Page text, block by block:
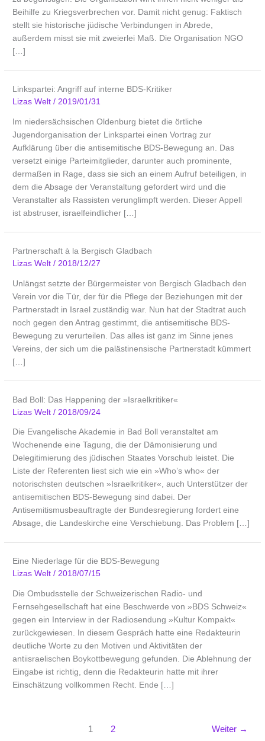
Beihilfe zu Kriegsverbrechen vor. Damit nicht genug: Faktisch
stellt sie historische jüdische Verbindungen in Abrede,
außerdem misst sie mit zweierlei Maß. Die Organisation NGO
[…]
Linkspartei: Angriff auf interne BDS-Kritiker
Lizas Welt/2019/01/31
Im niedersächsischen Oldenburg bietet die örtliche
Jugendorganisation der Linkspartei einen Vortrag zur
Aufklärung über die antisemitische BDS-Bewegung an. Das
versetzt einige Parteimitglieder, darunter auch prominente,
dermaßen in Rage, dass sie sich an einem Aufruf beteiligen, in
dem die Absage der Veranstaltung gefordert wird und die
Veranstalter als Rassisten verunglimpft werden. Dieser Appell
ist abstruser, israelfeindlicher […]
Partnerschaft à la Bergisch Gladbach
Lizas Welt/ 2018/12/27
Unlängst setzte der Bürgermeister von Bergisch Gladbach den
Verein vor die Tür, der für die Pflege der Beziehungen mit der
Partnerstadt in Israel zuständig war. Nun hat der Stadtrat auch
noch gegen den Antrag gestimmt, die antisemitische BDS-
Bewegung zu verurteilen. Das alles ist ganz im Sinne jenes
Vereins, der sich um die palästinensische Partnerstadt kümmert
[…]
Bad Boll: Das Happening der »Israelkritiker«
Lizas Welt/ 2018/09/24
Die Evangelische Akademie in Bad Boll veranstaltet am
Wochenende eine Tagung, die der Dämonisierung und
Delegitimierung des jüdischen Staates Vorschub leistet. Die
Liste der Referenten liest sich wie ein »Who’s who« der
notorischsten deutschen »Israelkritiker«, auch Unterstützer der
antisemitischen BDS-Bewegung sind dabei. Der
Antisemitismusbeauftragte der Bundesregierung fordert eine
Absage, die Landeskirche eine Verschiebung. Das Problem […]
Eine Niederlage für die BDS-Bewegung
Lizas Welt/2018/07/15
Die Ombudsstelle der Schweizerischen Radio- und
Fernsehgesellschaft hat eine Beschwerde von »BDS Schweiz«
gegen ein Interview in der Radiosendung »Kultur Kompakt«
zurückgewiesen. In diesem Gespräch hatte eine Redakteurin
deutliche Worte zu den Motiven und Aktivitäten der
antiisraelischen Boykottbewegung gefunden. Die Ablehnung der
Eingabe ist richtig, denn die Redakteurin hatte mit ihrer
Einschätzung vollkommen Recht. Ende […]
1 2 Weiter →